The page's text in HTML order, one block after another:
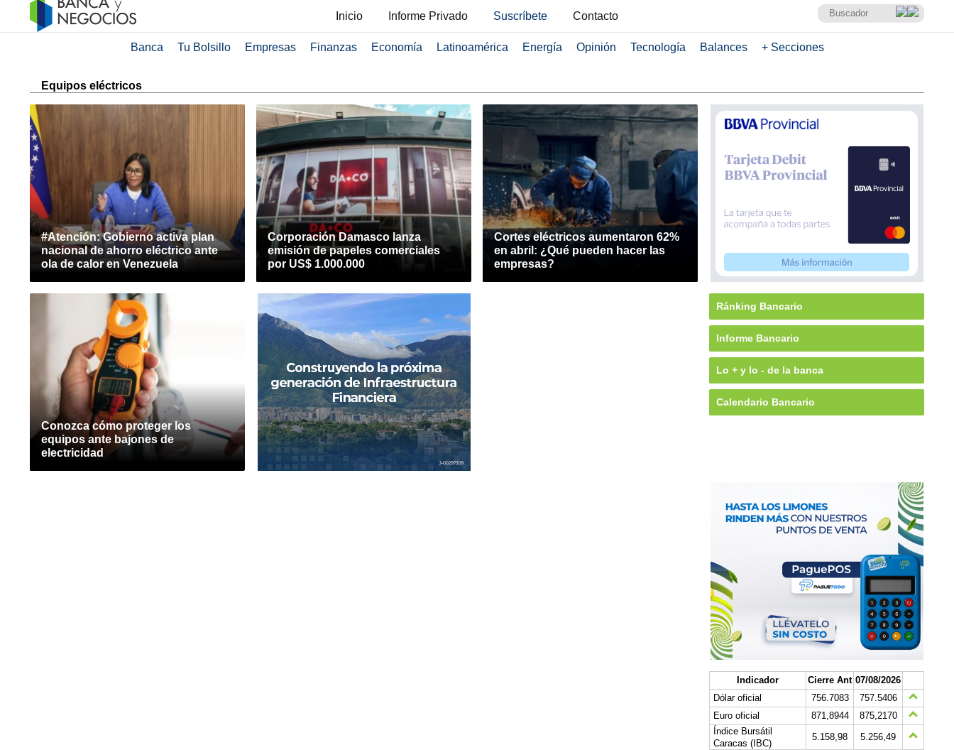
Inicio Informe Privado Suscríbete Contacto
Banca Tu Bolsillo Empresas Finanzas Economía Latinoamérica Energía Opinión Tecnología Balances + Secciones
Equipos eléctricos
#Atención: Gobierno activa plan
nacional de ahorro eléctrico ante
ola de calor en Venezuela
Corporación Damasco lanza
emisión de papeles comerciales
por US$ 1.000.000
Cortes eléctricos aumentaron 62%
en abril: ¿Qué pueden hacer las
empresas?
Conozca cómo proteger los
equipos ante bajones de
electricidad
Ránking Bancario
Informe Bancario
Lo + y lo - de la banca
Calendario Bancario
Indicador Cierre Ant 07/08/2026
Dólar oficial
756.7083
757.5406
Euro oficial
871,8944
875,2170
Índice Bursátil
Caracas (IBC)
5.158,98
5.256,49